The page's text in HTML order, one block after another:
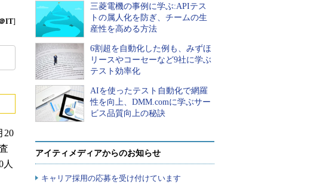
of IP Network
& Trust
& Tools
IT]
20
三菱電機の事例に学ぶ:APIテス
トの属人化を防ぎ、チームの生
産性を高める方法
6割超を自動化した例も、みずほ
リースやコーセーなど9社に学ぶ
テスト効率化
AIを使ったテスト自動化で網羅
性を向上、DMM.comに学ぶサー
ビス品質向上の秘訣
アイティメディアからのお知らせ
キャリア採用の応募を受け付けています